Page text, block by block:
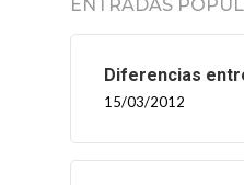
ENTRADAS
Diferencias
15/03/2012